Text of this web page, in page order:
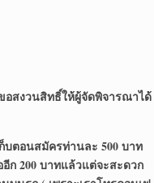
อสงวนสิทธิ์ให้ผู้จัดพิจารณาได้
บตอนสมัครท่านละ 500 บาท
ก 200 บาทแล้วแต่จะสะดวก